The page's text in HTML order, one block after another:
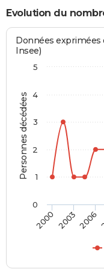
Evolution du
Personnes décédées
Données exprimées
Insee)
2000 20032006
0
1
2
3
4
5